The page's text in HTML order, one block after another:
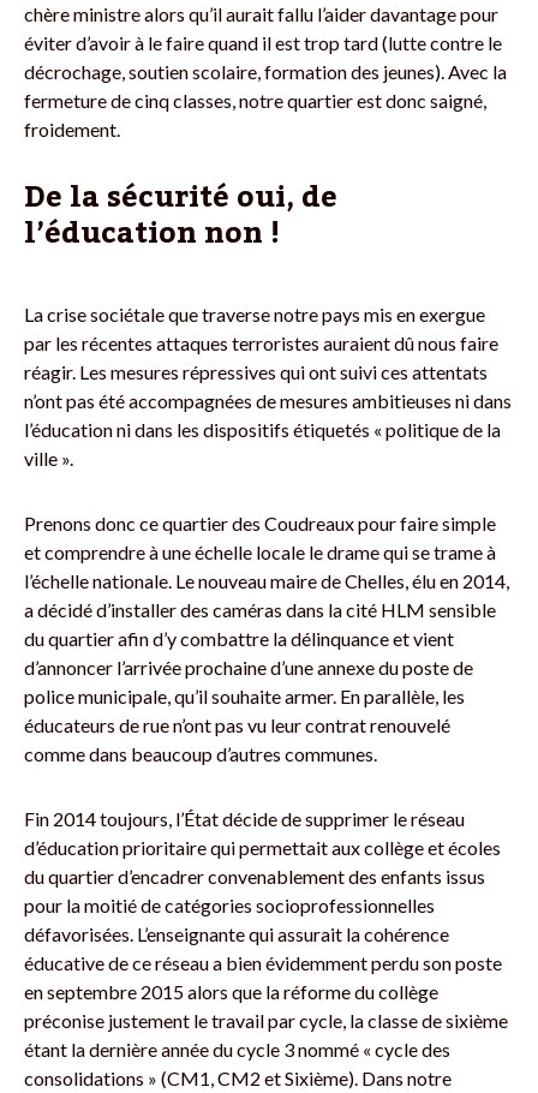
chère ministre alors qu’il aurait fallu l’aider davantage pour
éviter d’avoir à le faire quand il est trop tard (lutte contre le
décrochage, soutien scolaire, formation des jeunes). Avec la
fermeture de cinq classes, notre quartier est donc saigné,
froidement.
De la sécurité oui, de
l’éducation non !
La crise sociétale que traverse notre pays mis en exergue
par les récentes attaques terroristes auraient dû nous faire
réagir. Les mesures répressives qui ont suivi ces attentats
n’ont pas été accompagnées de mesures ambitieuses ni dans
l’éducation ni dans les dispositifs étiquetés « politique de la
ville ».
Prenons donc ce quartier des Coudreaux pour faire simple
et comprendre à une échelle locale le drame qui se trame à
l’échelle nationale. Le nouveau maire de Chelles, élu en 2014,
a décidé d’installer des caméras dans la cité HLM sensible
du quartier afin d’y combattre la délinquance et vient
d’annoncer l’arrivée prochaine d’une annexe du poste de
police municipale, qu’il souhaite armer. En parallèle, les
éducateurs de rue n’ont pas vu leur contrat renouvelé
comme dans beaucoup d’autres communes.
Fin 2014 toujours, l’État décide de supprimer le réseau
d’éducation prioritaire qui permettait aux collège et écoles
du quartier d’encadrer convenablement des enfants issus
pour la moitié de catégories socioprofessionnelles
défavorisées. L’enseignante qui assurait la cohérence
éducative de ce réseau a bien évidemment perdu son poste
en septembre 2015 alors que la réforme du collège
préconise justement le travail par cycle, la classe de sixième
étant la dernière année du cycle 3 nommé « cycle des
consolidations » (CM1, CM2 et Sixième). Dans notre